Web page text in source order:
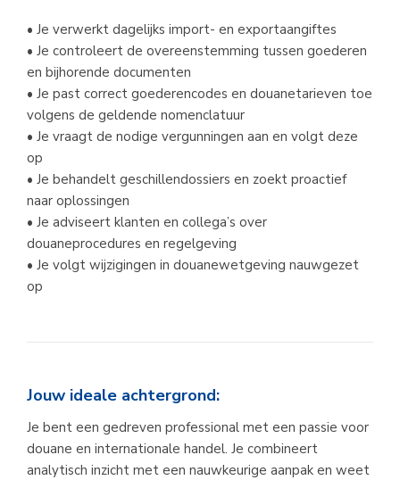
• Je verwerkt dagelijks import- en exportaangiftes
• Je controleert de overeenstemming tussen goederen
en bijhorende documenten
• Je past correct goederencodes en douanetarieven toe
volgens de geldende nomenclatuur
• Je vraagt de nodige vergunningen aan en volgt deze
op
• Je behandelt geschillendossiers en zoekt proactief
naar oplossingen
• Je adviseert klanten en collega’s over
douaneprocedures en regelgeving
• Je volgt wijzigingen in douanewetgeving nauwgezet
op
Jouw ideale achtergrond:
Je bent een gedreven professional met een passie voor
douane en internationale handel. Je combineert
analytisch inzicht met een nauwkeurige aanpak en weet